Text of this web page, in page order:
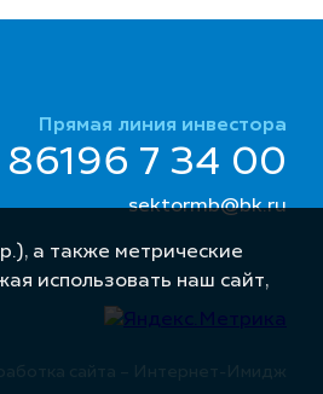
Прямая линия инвестора
86196 7 34 00
sektormb@bk.ru
а также метрические
использовать наш сайт,